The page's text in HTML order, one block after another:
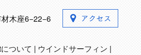
木座6−22−6
ついて
ウインドサーフィン